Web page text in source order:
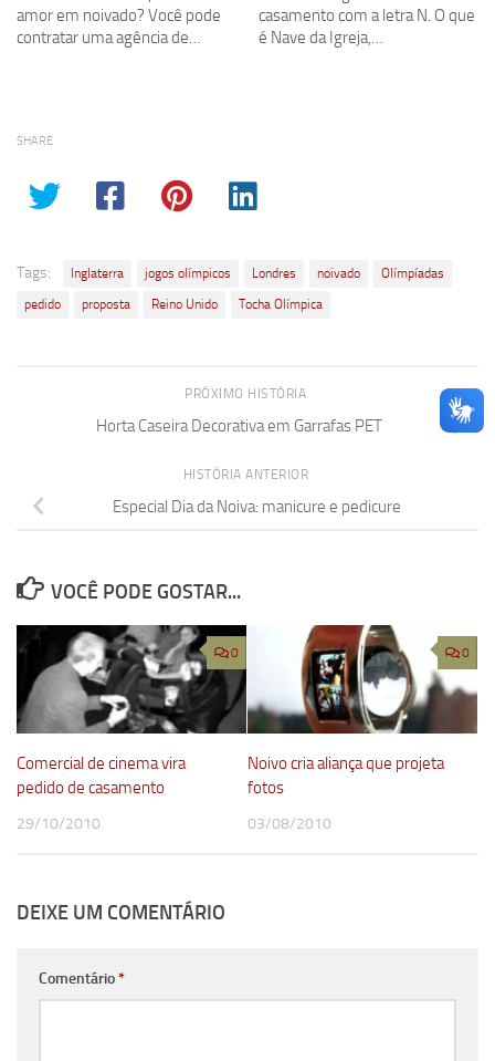
amor em noivado? Você pode
contratar uma agência de…
casamento com a letra N. O que
é Nave da Igreja,…
SHARE
Tags: Inglaterra jogos olímpicos Londres noivado
Olímpíadas
pedido
proposta Reino Unido Tocha Olímpica
PRÓXIMO HISTÓRIA
Horta Caseira Decorativa em Garrafas PET
HISTÓRIA ANTERIOR
Especial Dia da Noiva: manicure e pedicure
VOCÊ PODE GOSTAR...
0
Comercial de cinema vira
pedido de casamento
29/10/2010
0
Noivo cria aliança que projeta
fotos
03/08/2010
DEIXE UM COMENTÁRIO
Comentário*